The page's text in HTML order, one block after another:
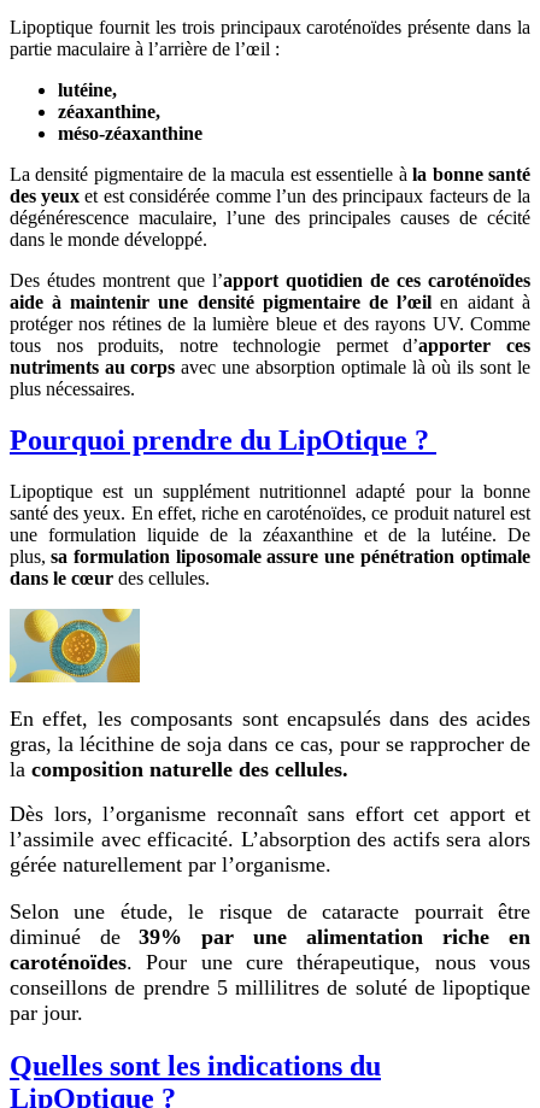
Lipoptique fournit les trois principaux caroténoïdes présente dans la
partie maculaire à l’arrière de l’œil :
lutéine,
zéaxanthine,
méso-zéaxanthine
La densité pigmentaire de la macula est essentielle à la bonne santé
des yeux et est considérée comme l’un des principaux facteurs de la
dégénérescence maculaire, l’une des principales causes de cécité
dans le monde développé.
Des études montrent que l’apport quotidien de ces caroténoïdes
aide à maintenir une densité pigmentaire de l’œil en aidant à
protéger nos rétines de la lumière bleue et des rayons UV. Comme
tous nos produits, notre technologie permet d’apporter ces
nutriments au corps avec une absorption optimale là où ils sont le
plus nécessaires.
Pourquoi prendre du LipOtique ?
Lipoptique est un supplément nutritionnel adapté pour la bonne
santé des yeux. En effet, riche en caroténoïdes, ce produit naturel est
une formulation liquide de la zéaxanthine et de la lutéine. De
plus, sa formulation liposomale assure une pénétration optimale
dans le cœur des cellules.
En effet, les composants sont encapsulés dans des acides
gras, la lécithine de soja dans ce cas, pour se rapprocher de
la composition naturelle des cellules.
Dès lors, l’organisme reconnaît sans effort cet apport et
l’assimile avec efficacité. L’absorption des actifs sera alors
gérée naturellement par l’organisme.
Selon une étude, le risque de cataracte pourrait être
diminué de 39% par une alimentation riche en
caroténoïdes. Pour une cure thérapeutique, nous vous
conseillons de prendre 5 millilitres de soluté de lipoptique
par jour.
Quelles sont les indications du
LipOptique ?